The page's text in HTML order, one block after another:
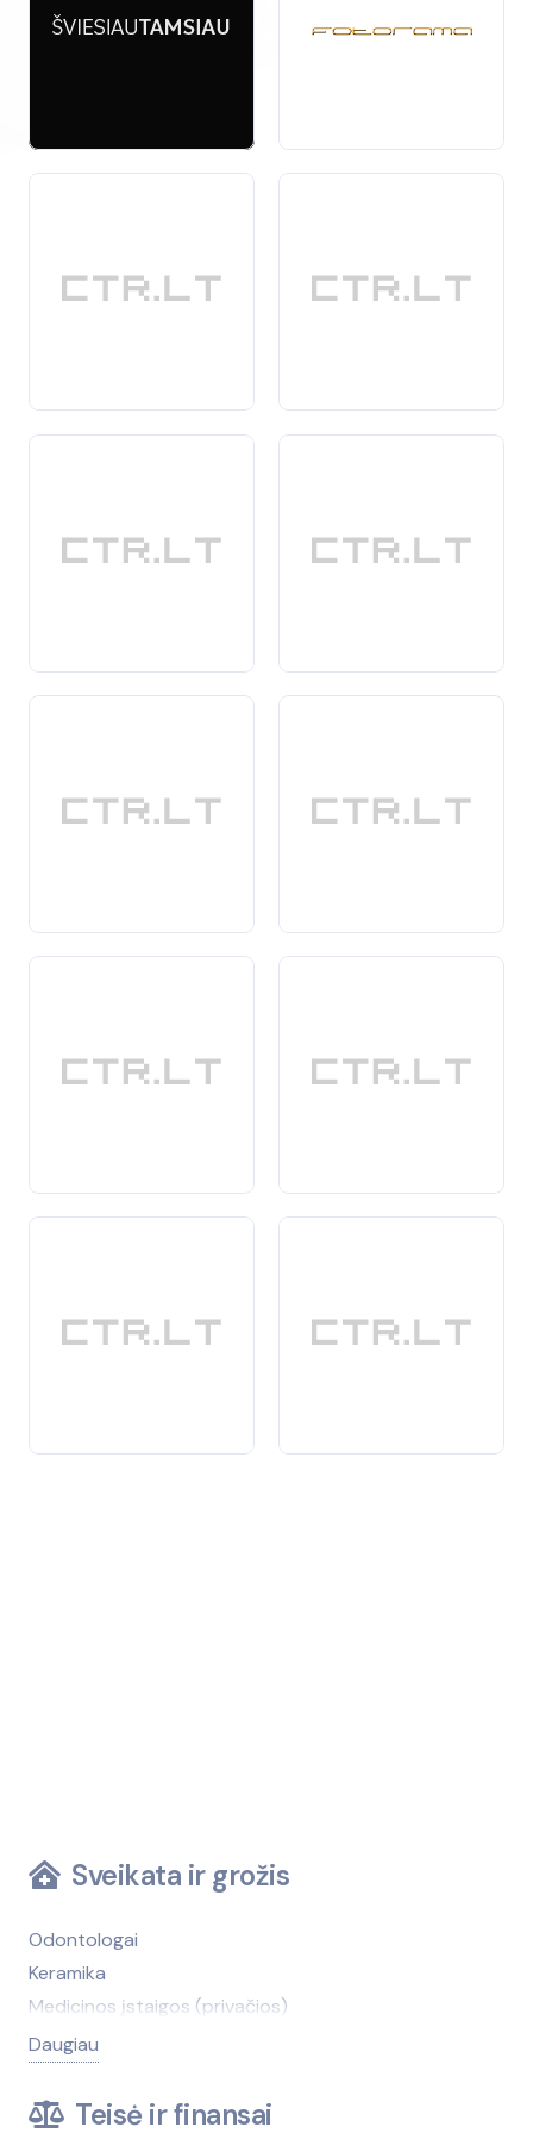
projektas yra unikalus, todėl profesionalus fotografas
gali pasiūlyti individualų požiūrį ir kūrybiškus
tinkamas fotografijos paslaugas galite būti tikri, kad
gausite aukščiausios kokybės rezultatus.
vizualinis turinys atitiks aukščiausius standartus ir
fotografo portfelį, atsiliepimus ir siūlomų paslaugų
įvairovę, kad būtumėte tikri, jog jūsų poreikiai bus
Sveikata ir grožis
Odontologai
Keramika
Medicinos įstaigos (privačios)
Medicinos įstaigos (viešosios)
Medicinos technika, įranga
Daugiau
Teisė ir finansai